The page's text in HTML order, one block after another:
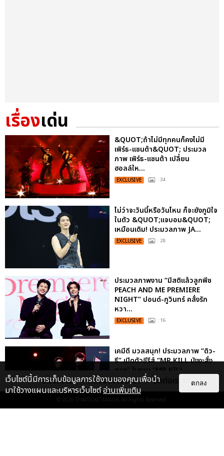
เรื่องเด่น
&QUOT;ถ้าไม่มีทุกคนก็คงไม่มี
เพิร์ธ-แซนต้า&QUOT; ประมวล
ภาพ เพิร์ธ-แซนต้า เปลี่ยน
ฮอลล์ให...
EXCLUSIVE : 34
ไม่ว่าจะวันนี้หรือวันไหน ก็จะยังภูมิใจ
ในตัว &QUOT;แจบอม&QUOT;
เหมือนเดิม! ประมวลภาพ JA...
EXCLUSIVE : 28
ประมวลภาพงาน “มีสติแล้วลูกพีช
PEACH AND ME PREMIERE
NIGHT” ปอนด์-ภูวินทร์ คลั่งรัก
หวา...
EXCLUSIVE : 16
เคมีดี มวลสนุก! ประมวลภาพ “ดิว-
ธี” เปิดตัวซีรีส์ “MR.KILL มังงะสั่ง
ตาย” ในงาน “MR.KILL...
EXCLUSIVE : 14
เกี่ยวกับเรา ติดต่อลงโฆษณา ติดต่อเรา
© 2026 THAITICKETMAJOR All Rights Reserved.
เว็บไซต์นี้มีการเก็บข้อมูลการใช้งานของคุณเพื่อนำ
มาใช้วางแผนและบริหารเว็บไซต์อ่านเพิ่มเติม
ตกลง